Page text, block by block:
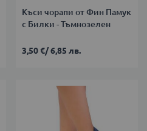
Къси чорапи от Фин Памук
с Билки - Тъмнозелен
3,50 €/6,85 лв.